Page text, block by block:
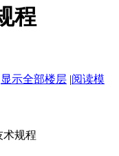
程
显示全部楼层 |阅读模
术规程